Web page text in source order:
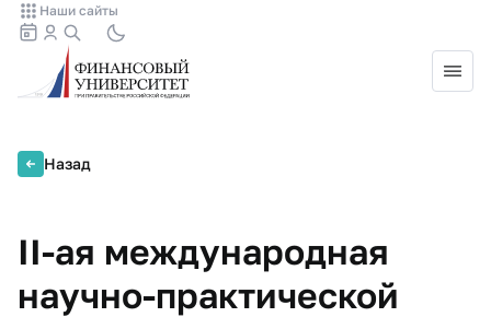
Наши сайты
Назад
II-ая международная
научно-практической